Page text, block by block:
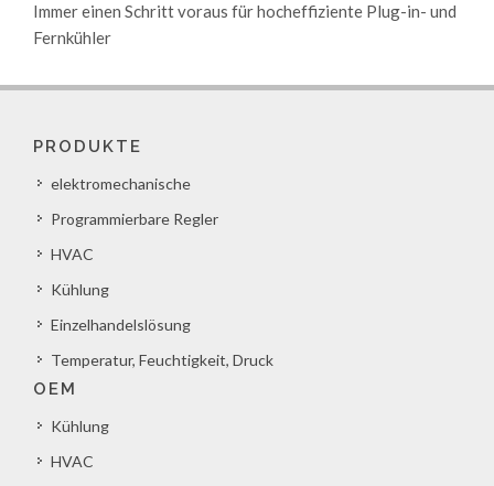
Immer einen Schritt voraus für hocheffiziente Plug-in- und
Fernkühler
PRODUKTE
elektromechanische
Programmierbare Regler
HVAC
Kühlung
Einzelhandelslösung
Temperatur, Feuchtigkeit, Druck
OEM
Kühlung
HVAC